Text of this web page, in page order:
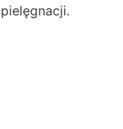
pielęgnacji.